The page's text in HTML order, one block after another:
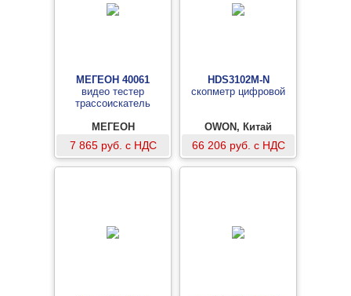
МЕГЕОН 40061
видео тестер
трассоискатель
МЕГЕОН
7 865 руб. с НДС
HDS3102M-N
скопметр цифровой
OWON, Китай
66 206 руб. с НДС